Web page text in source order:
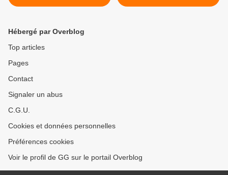
Hébergé par Overblog
Top articles
Pages
Contact
Signaler un abus
C.G.U.
Cookies et données personnelles
Préférences cookies
Voir le profil de GG sur le portail Overblog